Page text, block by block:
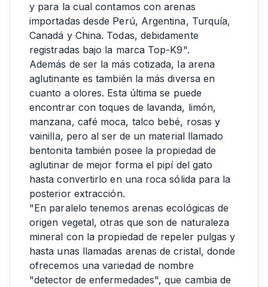
y para la cual contamos con arenas
importadas desde Perú, Argentina, Turquía,
Canadá y China. Todas, debidamente
registradas bajo la marca Top-K9".
Además de ser la más cotizada, la arena
aglutinante es también la más diversa en
cuanto a olores. Esta última se puede
encontrar con toques de lavanda, limón,
manzana, café moca, talco bebé, rosas y
vainilla, pero al ser de un material llamado
bentonita también posee la propiedad de
aglutinar de mejor forma el pipí del gato
hasta convertirlo en una roca sólida para la
posterior extracción.
"En paralelo tenemos arenas ecológicas de
origen vegetal, otras que son de naturaleza
mineral con la propiedad de repeler pulgas y
hasta unas llamadas arenas de cristal, donde
ofrecemos una variedad de nombre
"detector de enfermedades", que cambia de